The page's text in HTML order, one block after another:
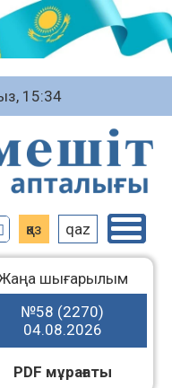
15:34
қаз qaz
шығарылым
№58 (2270)
04.08.2026
PDF мұрағаты